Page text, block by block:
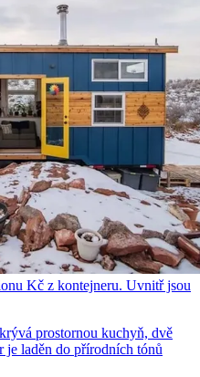
Kč z kontejneru. Uvnitř jsou
prostornou kuchyň, dvě
je laděn do přírodních tónů